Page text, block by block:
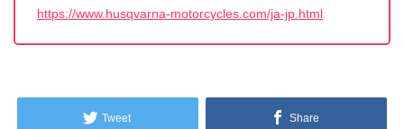
https://www.husqvarna-motorcycles.com/ja-jp.html
Tweet Share